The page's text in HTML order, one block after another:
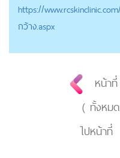
https://www.rcskinclinic.com
กว้าง.aspx
หน้าที่
( ทั้งหมด
ไปหน้าที่